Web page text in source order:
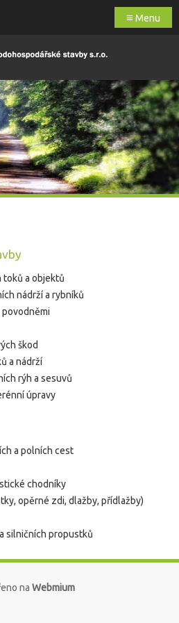
≡ Menu
toků a objektů
nádrží a rybníků
škod
a nádrží
rýh a sesuvů
úpravy
a polních cest
chodníky
opěrné zdi, dlažby, přídlažby)
silničních propustků
na Webmium